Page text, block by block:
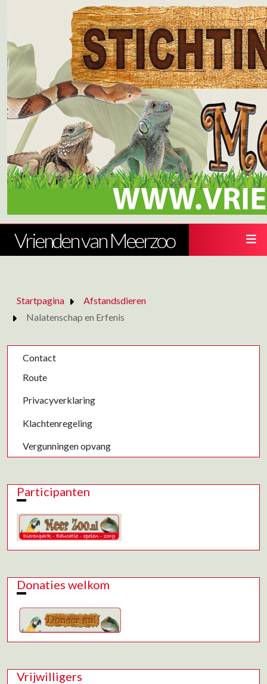
Vrienden van Meerzoo
Startpagina
Afstandsdieren
Nalatenschap en Erfenis
Contact
Route
Privacyverklaring
Klachtenregeling
Vergunningen opvang
Participanten
Donaties welkom
Vrijwilligers